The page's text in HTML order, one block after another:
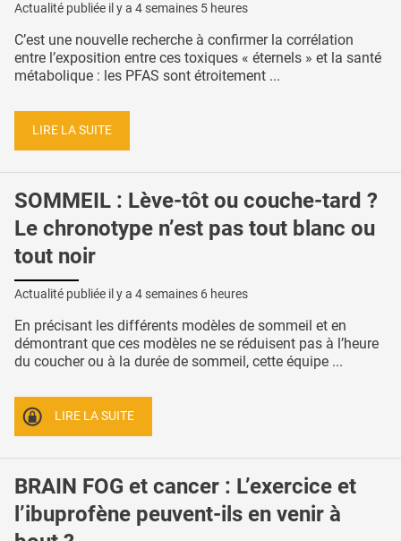
Actualité publiée il y a 4 semaines 5 heures
C’est une nouvelle recherche à confirmer la corrélation
entre l’exposition entre ces toxiques « éternels » et la santé
métabolique : les PFAS sont étroitement ...
LIRE LA SUITE
SOMMEIL : Lève-tôt ou couche-tard ?
Le chronotype n’est pas tout blanc ou
tout noir
Actualité publiée il y a 4 semaines 6 heures
En précisant les différents modèles de sommeil et en
démontrant que ces modèles ne se réduisent pas à l’heure
du coucher ou à la durée de sommeil, cette équipe ...
LIRE LA SUITE
BRAIN FOG et cancer : L’exercice et
l’ibuprofène peuvent-ils en venir à